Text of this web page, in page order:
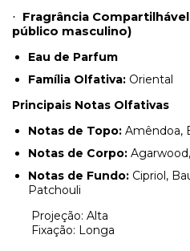
·
Fragrância
público masculino)
Eau de Parfum
Família Olfativa: Oriental
Principais Notas Olfativas
Notas de Topo: Amêndoa,
Notas de Corpo:
Notas de Fundo: Cipriol,
Patchouli
Projeção: Alta
Fixação: Longa